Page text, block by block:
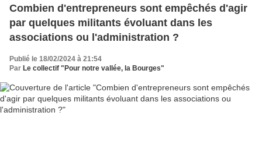
Combien d'entrepreneurs sont empêchés d'agir
par quelques militants évoluant dans les
associations ou l'administration ?
Publié le 18/02/2024 à 21:54
Par Le collectif "Pour notre vallée, la Bourges"